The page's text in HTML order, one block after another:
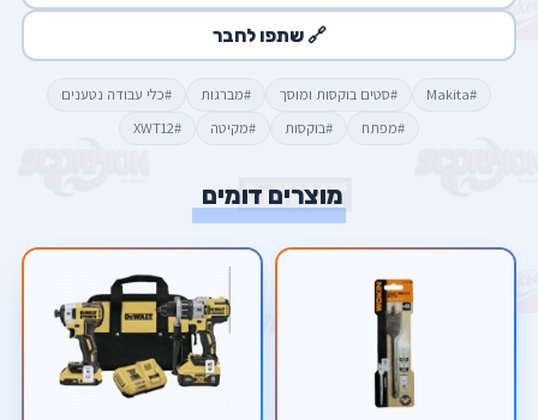
🔗 שתפו לחבר
#Makita #סטים בוקסות ומוסך #מברגות
#כלי עבודה נטענים
#מפתח
#בוקסות #מקיטה #XWT12
מוצרים דומים